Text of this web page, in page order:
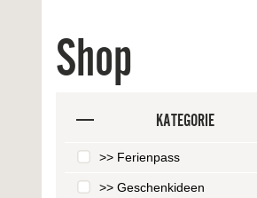
Shop
KATEGORIE
>> Ferienpass
>> Geschenkideen